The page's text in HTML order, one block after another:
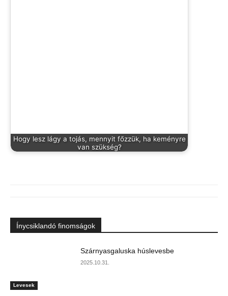
Hogy lesz lágy a tojás, mennyit főzzük, ha keményre
van szükség?
Ínycsiklandó finomságok
Levesek
Szárnyasgaluska húslevesbe
2025.10.31.